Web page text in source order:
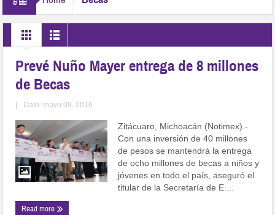
Prevé Nuño Mayer entrega de 8 millones
de Becas
Date: mayo 09, 2016
Zitácuaro, Michoacán (Notimex).-
Con una inversión de 40 millones
de pesos se mantendrá la entrega
de ocho millones de becas a niños y
jóvenes en todo el país, aseguró el
titular de la Secretaría de E ...
Read more